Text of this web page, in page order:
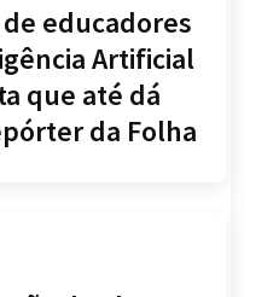
educadores
Artificial
que até dá
da Folha